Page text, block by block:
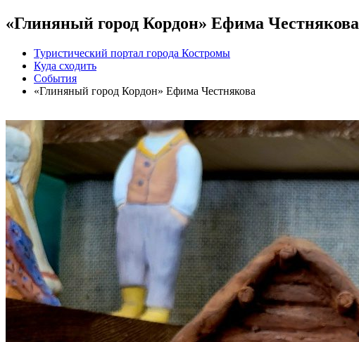
«Глиняный город Кордон» Ефима Честнякова
Туристический портал города Костромы
Куда сходить
События
«Глиняный город Кордон» Ефима Честнякова